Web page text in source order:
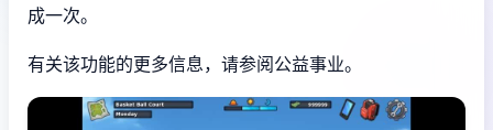
成一次。
有关该功能的更多信息，请参阅公益事业。